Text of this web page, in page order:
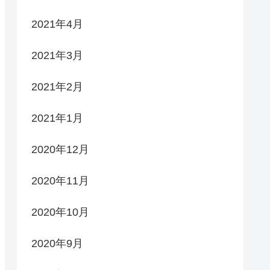
2021年4月
2021年3月
2021年2月
2021年1月
2020年12月
2020年11月
2020年10月
2020年9月